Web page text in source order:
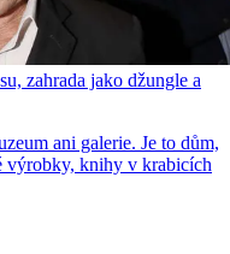
zahrada jako džungle a
ani galerie. Je to dům,
výrobky, knihy v krabicích